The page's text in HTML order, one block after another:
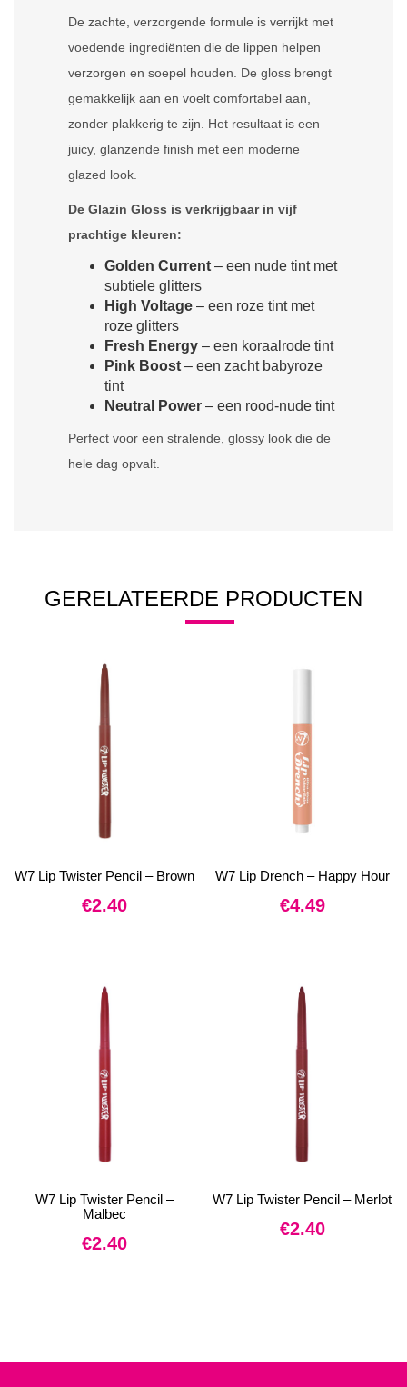
De zachte, verzorgende formule is verrijkt met
voedende ingrediënten die de lippen helpen
verzorgen en soepel houden. De gloss brengt
gemakkelijk aan en voelt comfortabel aan,
zonder plakkerig te zijn. Het resultaat is een
juicy, glanzende finish met een moderne
glazed look.
De Glazin Gloss is verkrijgbaar in vijf
prachtige kleuren:
Golden Current – een nude tint met
subtiele glitters
High Voltage – een roze tint met
roze glitters
Fresh Energy – een koraalrode tint
Pink Boost – een zacht babyroze
tint
Neutral Power – een rood-nude tint
Perfect voor een stralende, glossy look die de
hele dag opvalt.
GERELATEERDE PRODUCTEN
W7 Lip Twister Pencil – Brown
€2.40
W7 Lip Drench – Happy Hour
€4.49
W7 Lip Twister Pencil –
Malbec
€2.40
W7 Lip Twister Pencil – Merlot
€2.40